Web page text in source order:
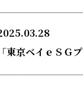
「東京ベイｅＳ